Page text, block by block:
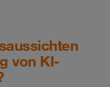
von KI-